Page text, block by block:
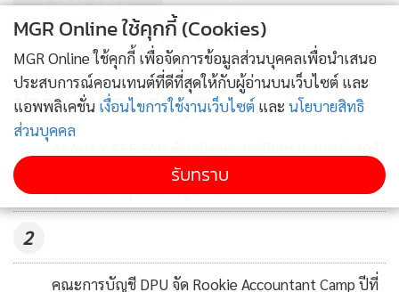
8,670
รถ 2 ขบวน
227
รับมือหน้าฝน! เพิ่มขนาดท่อระบาย
น้ำรอบวงเวียนหลักสี่ ลอกท่อตลอด
แนวสีเขียว
แสดงเพิ่มเติม
ข่าวในหมวดล่าสุด
ต่อยอดเสิร์ฟความอร่อย ยกเมนูระดับตำนาน "ข้าวหน้า
ไก่ราชวงศ์" พุ่งทะยานสู่น่านฟ้า
2
คณะการบัญชี DPU จัด Rookie Accountant Camp ปีที่
MGR Online ใช้คุกกี้ (Cookies)
MGR Online ใช้คุกกี้ เพื่อจัดการข้อมูลส่วนบุคคลเพื่อนำเสนอ
ประสบการณ์คอนเทนต์ที่ดีที่สุดให้กับผู้อ่านบนเว็บไซต์ และ
แอพพลิเคชั่น เงื่อนไขการใช้งานเว็บไซต์ และ นโยบายสิทธิ
ส่วนบุคคล
รับทราบ